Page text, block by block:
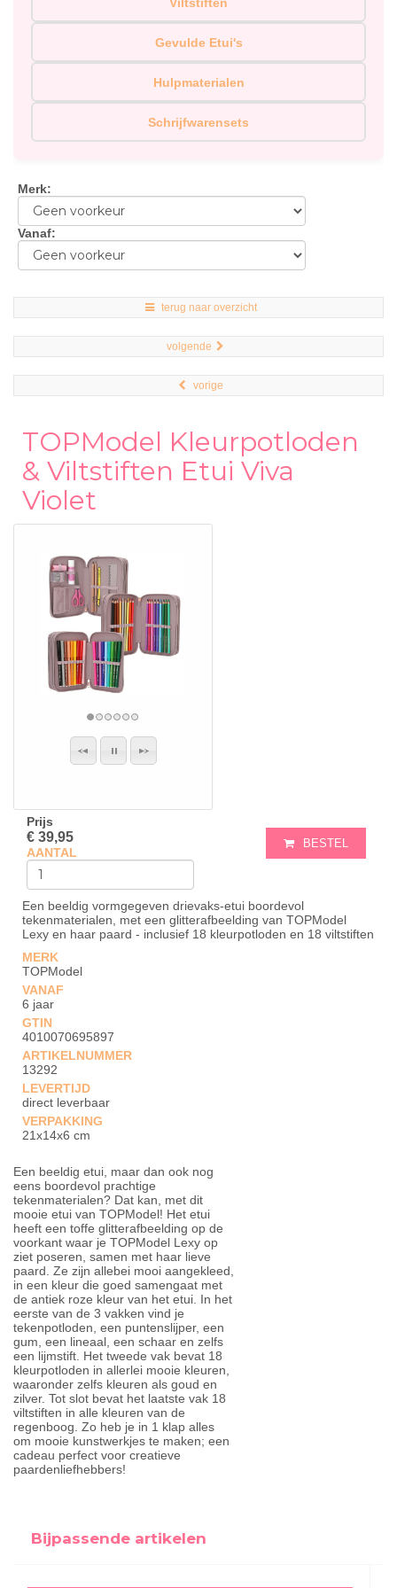
Gevulde Etui's
Hulpmaterialen
Schrijfwarensets
Merk:
Vanaf:
terug naar overzicht
volgende
vorige
TOPModel Kleurpotloden
& Viltstiften Etui Viva
Violet
Prijs
€ 39,95
AANTAL
BESTEL
Een beeldig vormgegeven drievaks-etui boordevol
tekenmaterialen, met een glitterafbeelding van TOPModel
Lexy en haar paard - inclusief 18 kleurpotloden en 18 viltstiften
MERK
TOPModel
VANAF
6 jaar
GTIN
4010070695897
ARTIKELNUMMER
13292
LEVERTIJD
direct leverbaar
VERPAKKING
21x14x6 cm
Een beeldig etui, maar dan ook nog
eens boordevol prachtige
tekenmaterialen? Dat kan, met dit
mooie etui van TOPModel! Het etui
heeft een toffe glitterafbeelding op de
voorkant waar je TOPModel Lexy op
ziet poseren, samen met haar lieve
paard. Ze zijn allebei mooi aangekleed,
in een kleur die goed samengaat met
de antiek roze kleur van het etui. In het
eerste van de 3 vakken vind je
tekenpotloden, een puntenslijper, een
gum, een lineaal, een schaar en zelfs
een lijmstift. Het tweede vak bevat 18
kleurpotloden in allerlei mooie kleuren,
waaronder zelfs kleuren als goud en
zilver. Tot slot bevat het laatste vak 18
viltstiften in alle kleuren van de
regenboog. Zo heb je in 1 klap alles
om mooie kunstwerkjes te maken; een
cadeau perfect voor creatieve
paardenliefhebbers!
Bijpassende artikelen